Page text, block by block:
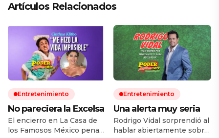
Artículos Relacionados
Entretenimiento
No pareciera la Excelsa
El encierro en La Casa de
los Famosos México penas
Entretenimiento
Una alerta muy seria
Rodrigo Vidal sorprendió al
hablar abiertamente sobre